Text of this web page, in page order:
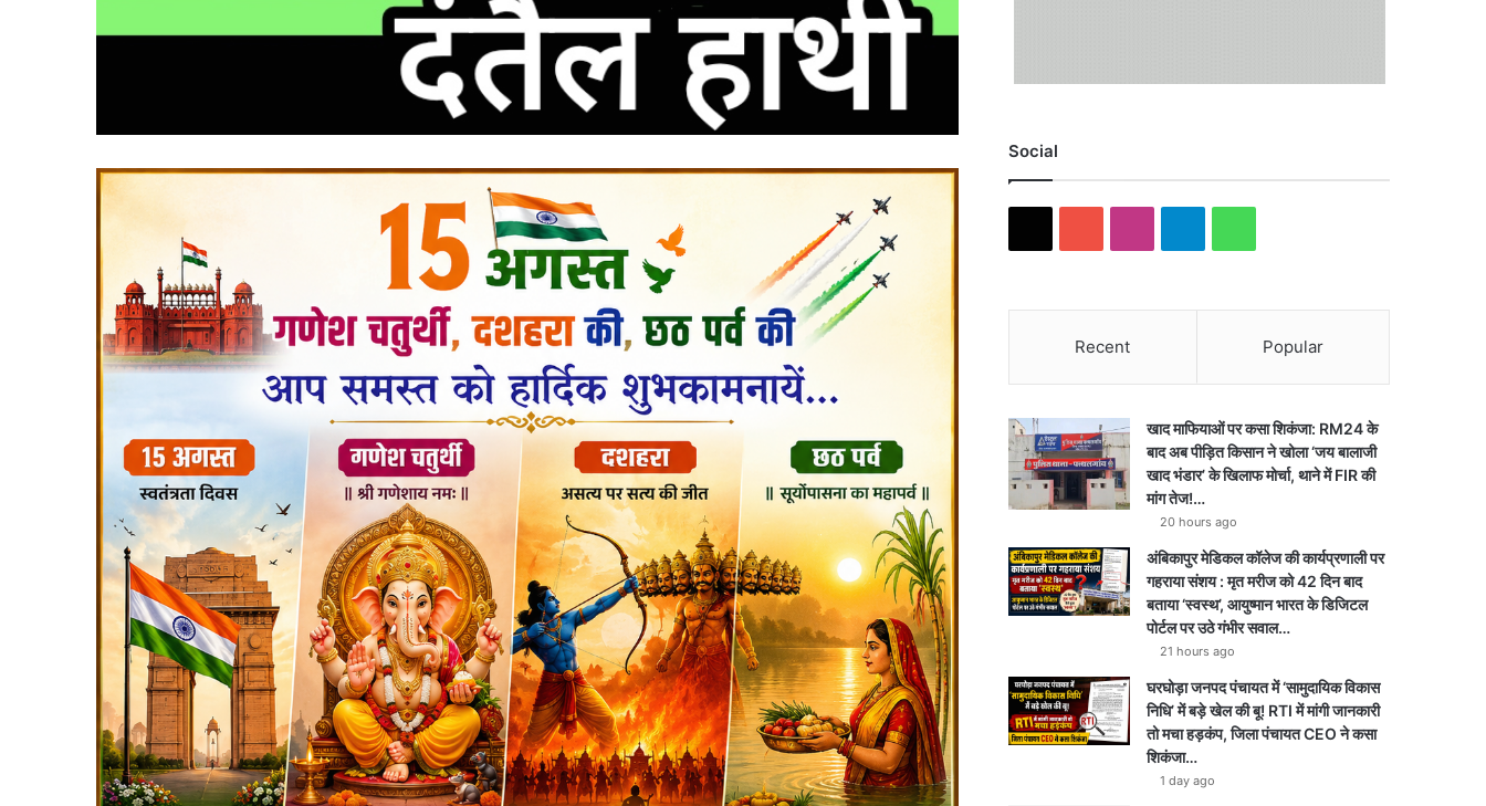
Social
u
T
b
e
s
g
r
m
l
r
a
A
Recent Popular
खाद माफियाओं पर कसा शिकंजा: RM24 के
बाद अब पीड़ित किसान ने खोला ‘जय बालाजी
खाद भंडार’ के खिलाफ मोर्चा, थाने में FIR की
मांग तेज!…
20 hours ago
अंबिकापुर मेडिकल कॉलेज की कार्यप्रणाली पर
गहराया संशय : मृत मरीज को 42 दिन बाद
बताया ‘स्वस्थ’, आयुष्मान भारत के डिजिटल
पोर्टल पर उठे गंभीर सवाल…
21 hours ago
घरघोड़ा जनपद पंचायत में ‘सामुदायिक विकास
निधि’ में बड़े खेल की बू! RTI में मांगी जानकारी
तो मचा हड़कंप, जिला पंचायत CEO ने कसा
शिकंजा…
1 day ago